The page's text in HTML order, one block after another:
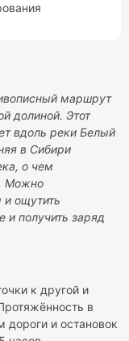
маршрут
долиной. Этот
вдоль реки Белый
в Сибири
о чем
Можно
ощутить
и получить заряд
к другой и
в
и остановок